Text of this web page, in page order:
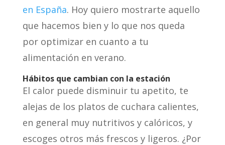
en España. Hoy quiero mostrarte aquello
que hacemos bien y lo que nos queda
por optimizar en cuanto a tu
alimentación en verano.
Hábitos que cambian con la estación
El calor puede disminuir tu apetito, te
alejas de los platos de cuchara calientes,
en general muy nutritivos y calóricos, y
escoges otros más frescos y ligeros. ¿Por